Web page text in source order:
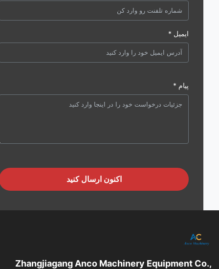
ایمیل *
اکنون ارسال کنید
Zhangjiagang Anco Machinery Equipment